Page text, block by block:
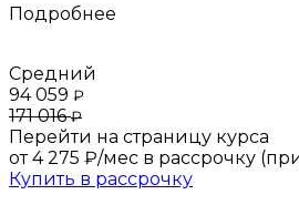
Подробнее
Средний
94 059 ₽
171 016₽
Перейти на страницу курса
от 4 275 ₽/мес в рассрочку
Купить в рассрочку